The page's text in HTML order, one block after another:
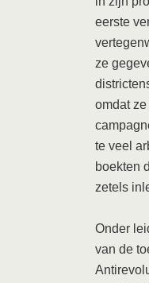
eerste
ze
omdat
te veel
boekten
zetels
Onder
van de